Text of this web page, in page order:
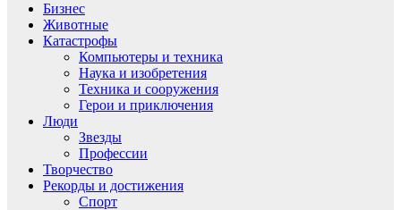
Бизнес
Животные
Катастрофы
Компьютеры и техника
Наука и изобретения
Техника и сооружения
Герои и приключения
Люди
Звезды
Профессии
Творчество
Рекорды и достижения
Спорт